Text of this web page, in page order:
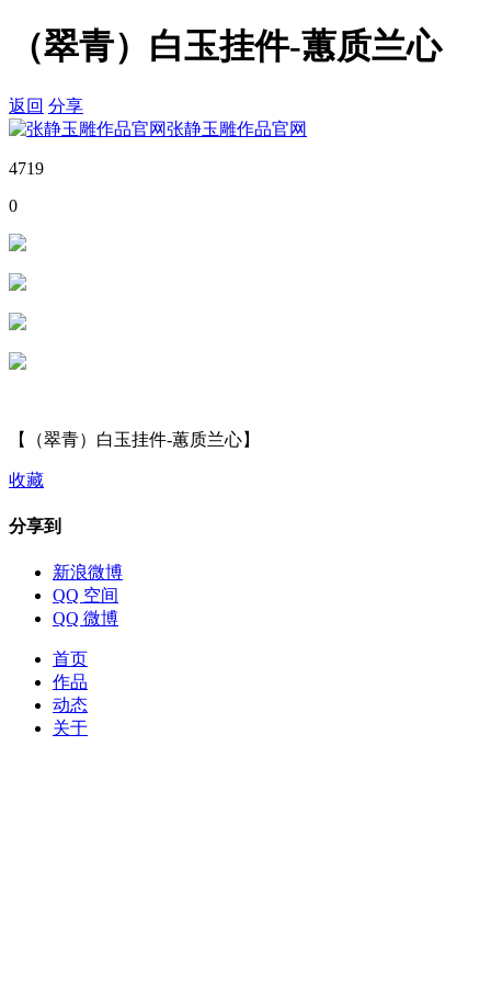
（翠青）白玉挂件-蕙质兰心
返回 分享
张静玉雕作品官网
4719
0
【（翠青）白玉挂件-蕙质兰心】
收藏
分享到
新浪微博
QQ 空间
QQ 微博
首页
作品
动态
关于